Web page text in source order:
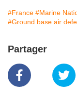
#France #Marine
#Ground base air
Partager